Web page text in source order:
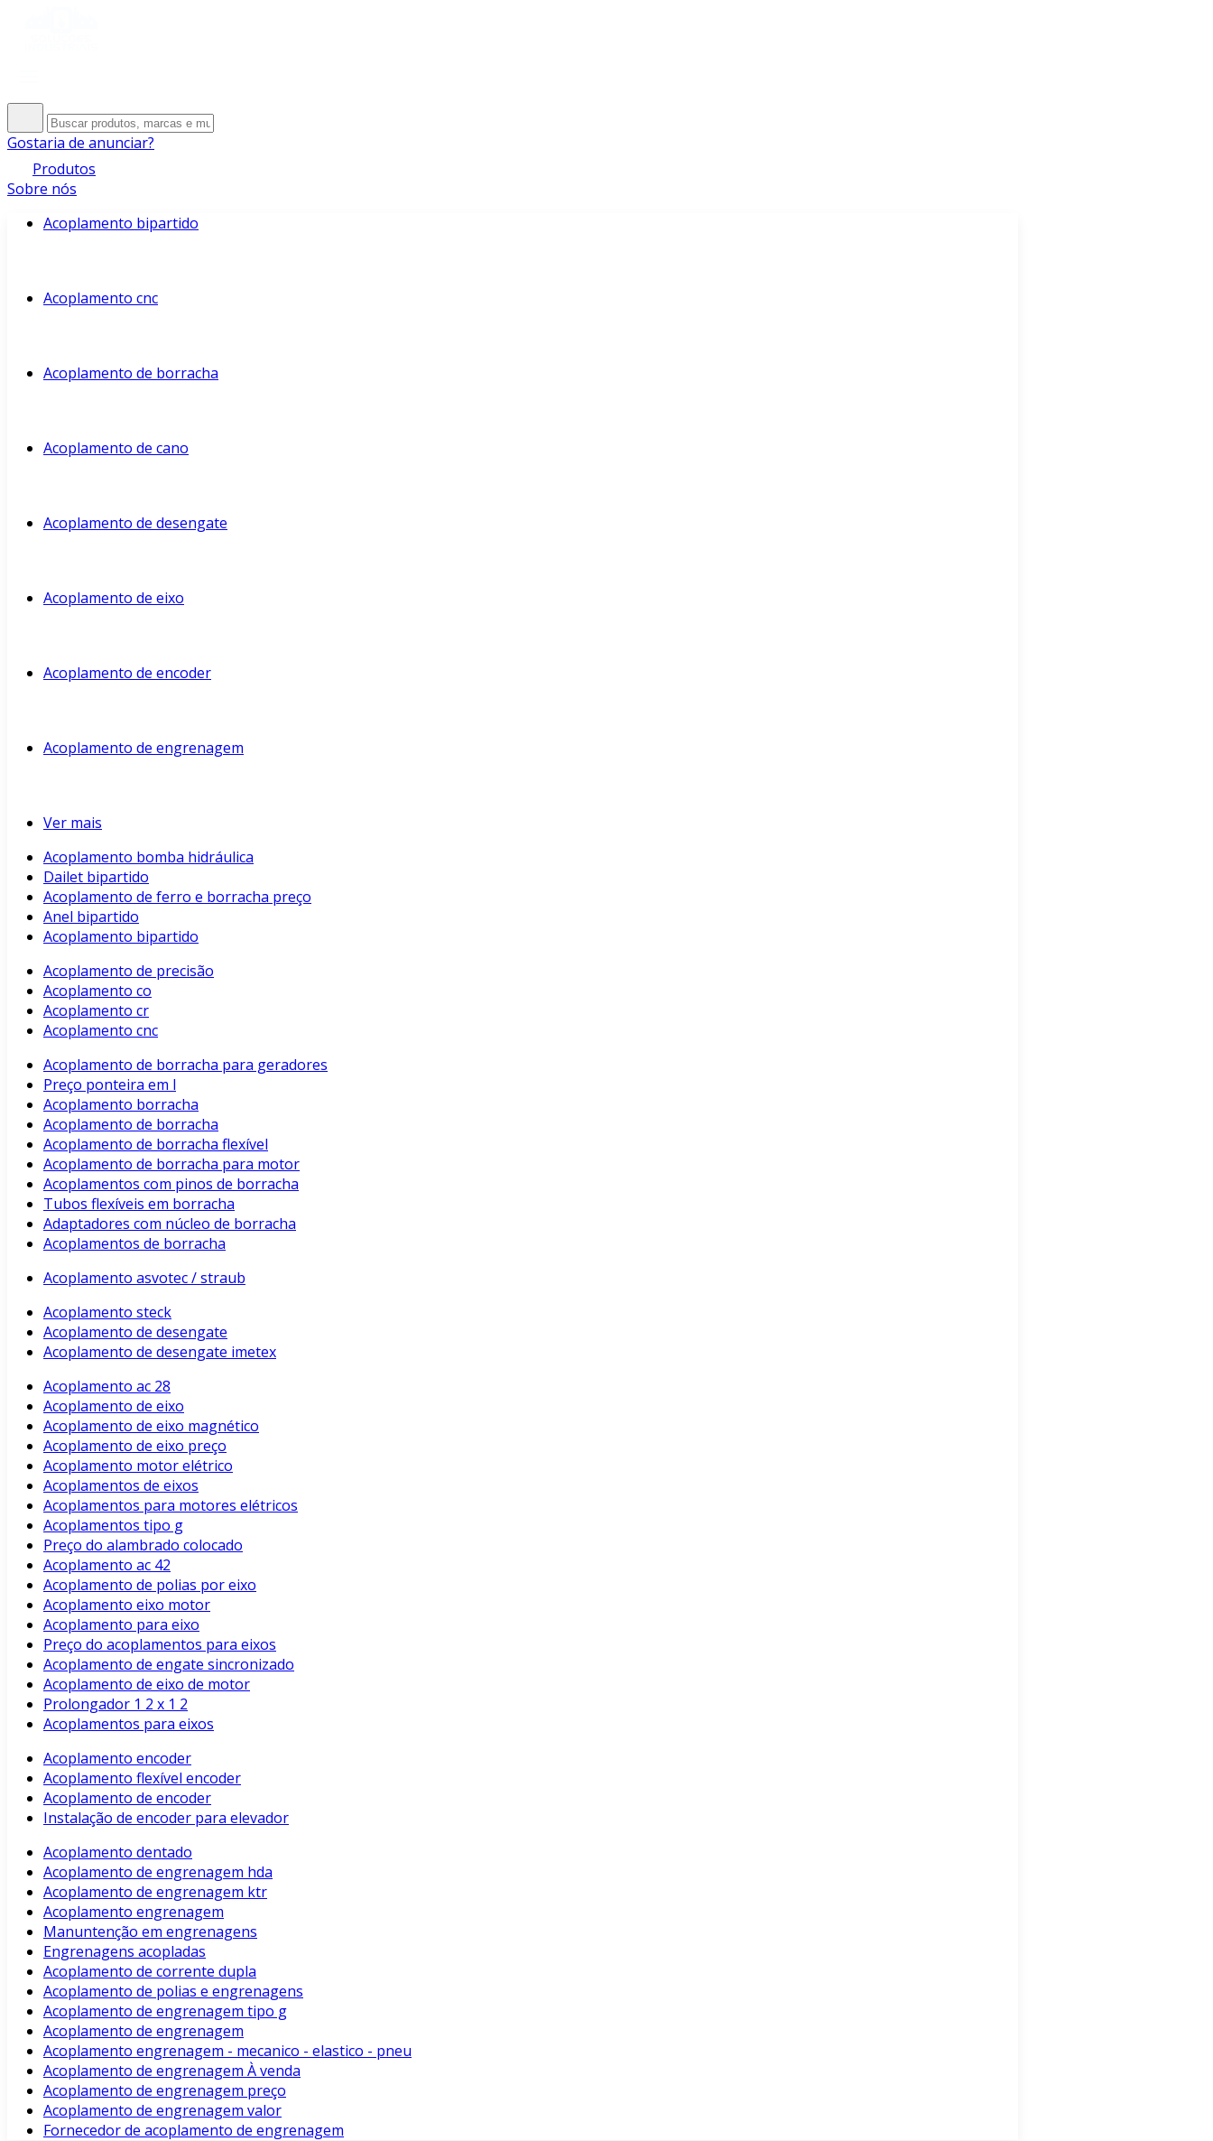
Gostaria de anunciar?
Produtos
Sobre nós
Acoplamento bipartido
Acoplamento cnc
Acoplamento de borracha
Acoplamento de cano
Acoplamento de desengate
Acoplamento de eixo
Acoplamento de encoder
Acoplamento de engrenagem
Ver mais
Acoplamento bomba hidráulica
Dailet bipartido
Acoplamento de ferro e borracha preço
Anel bipartido
Acoplamento bipartido
Acoplamento de precisão
Acoplamento co
Acoplamento cr
Acoplamento cnc
Acoplamento de borracha para geradores
Preço ponteira em l
Acoplamento borracha
Acoplamento de borracha
Acoplamento de borracha flexível
Acoplamento de borracha para motor
Acoplamentos com pinos de borracha
Tubos flexíveis em borracha
Adaptadores com núcleo de borracha
Acoplamentos de borracha
Acoplamento asvotec / straub
Acoplamento steck
Acoplamento de desengate
Acoplamento de desengate imetex
Acoplamento ac 28
Acoplamento de eixo
Acoplamento de eixo magnético
Acoplamento de eixo preço
Acoplamento motor elétrico
Acoplamentos de eixos
Acoplamentos para motores elétricos
Acoplamentos tipo g
Preço do alambrado colocado
Acoplamento ac 42
Acoplamento de polias por eixo
Acoplamento eixo motor
Acoplamento para eixo
Preço do acoplamentos para eixos
Acoplamento de engate sincronizado
Acoplamento de eixo de motor
Prolongador 1 2 x 1 2
Acoplamentos para eixos
Acoplamento encoder
Acoplamento flexível encoder
Acoplamento de encoder
Instalação de encoder para elevador
Acoplamento dentado
Acoplamento de engrenagem hda
Acoplamento de engrenagem ktr
Acoplamento engrenagem
Manuntenção em engrenagens
Engrenagens acopladas
Acoplamento de corrente dupla
Acoplamento de polias e engrenagens
Acoplamento de engrenagem tipo g
Acoplamento de engrenagem
Acoplamento engrenagem - mecanico - elastico - pneu
Acoplamento de engrenagem À venda
Acoplamento de engrenagem preço
Acoplamento de engrenagem valor
Fornecedor de acoplamento de engrenagem